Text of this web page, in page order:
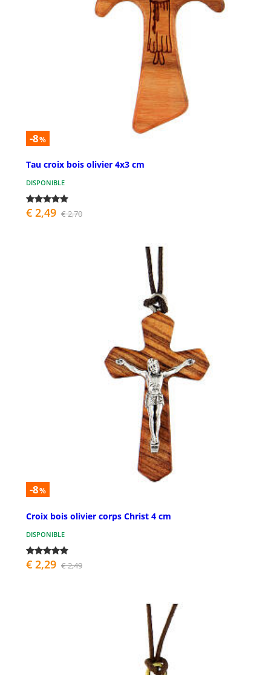
-8%
Tau croix bois olivier 4x3 cm
DISPONIBLE
€ 2,49 € 2,70
-8%
Croix bois olivier corps Christ 4 cm
DISPONIBLE
€ 2,29 € 2,49